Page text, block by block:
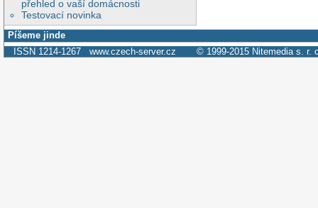
přehled o vaší domácnosti
Testovací novinka
Píšeme jinde
ISSN 1214-1267 www.czech-server.cz © 1999-2015 Nitemedia s. r.